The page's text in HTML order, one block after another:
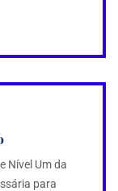
Nível Um da
para